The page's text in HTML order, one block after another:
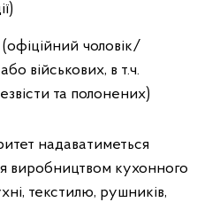
чоловік/
військових, в т.ч.
та полонених)
надаватиметься
виробництвом кухонного
текстилю, рушників,